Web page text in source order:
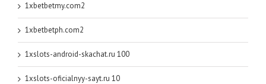
1xbetbetmy.com2
1xbetbetph.com2
1xslots-android-skachat.ru 100
1xslots-oficialnyy-sayt.ru 10